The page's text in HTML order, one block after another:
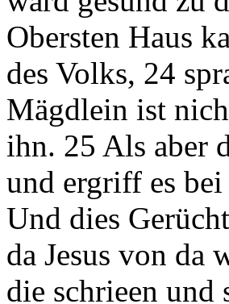
Obersten Haus
des Volks, 24
Mägdlein ist
ihn. 25 Als aber
und ergriff es
Und dies
da Jesus von da
die schrieen und